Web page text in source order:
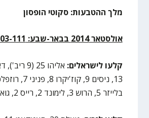
מלך ההטבעות: סקוטי הופסון
אולסטאר 2014 בבאר-שבע: 103-111 לזרים
קלעו לישראלים:
בלייזר 5, הרוש 3, לימונד 2, רייס 2, גואטה 2.